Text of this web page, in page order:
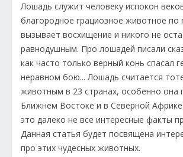
Лошадь служит человеку испокон
благородное грациозное животное по
вызывает восхищение и никого не
равнодушным. Про лошадей писали
как часто только верный конь спасал
неравном бою... Лошадь считается
животным в 23 странах, особенно она
Ближнем Востоке и в Северной
это далеко не все интересные факты
Данная статья будет посвящена
про этих чудесных животных.